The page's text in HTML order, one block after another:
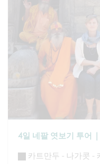
4일 네팔 엿보기 투어
카트만두 - 나가콧 -